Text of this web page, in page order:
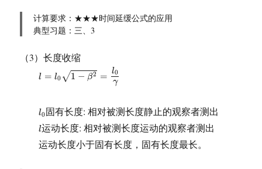
计算要求：★★★时间延缓公式的应用
典型习题：三、3
（3）长度收缩
l = l0 √1 − β2 = l0
γ
=l 01− β2=l
l0
l0 固有长度: 相对被测长度静止的观察者测出
l
l运动长度: 相对被测长度运动的观察者测出
运动长度小于固有长度，固有长度最长。